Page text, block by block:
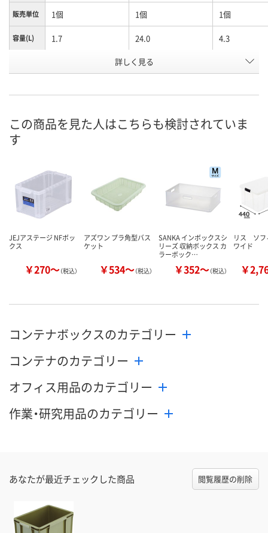
販売単位 1個 1個 1個
容量(L) 1.7 24.0 4.3
K798810 K798777
詳しく見る
この商品を見た人はこちらも検討されていま
す
JEJアステージ NFボッ
クス
￥270～（税込）
アズワン プラ角型バス
ケット
￥534～（税込）
SANKA インボックスシ
リーズ 収納ボックス カ
ラーボック…
￥352～（税込）
リス ソ
ワイド
￥
コンテナボックスのカテゴリー
コンテナのカテゴリー
オフィス用品のカテゴリー
作業・研究用品のカテゴリー
あなたが最近チェックした商品 閲覧履歴の削除